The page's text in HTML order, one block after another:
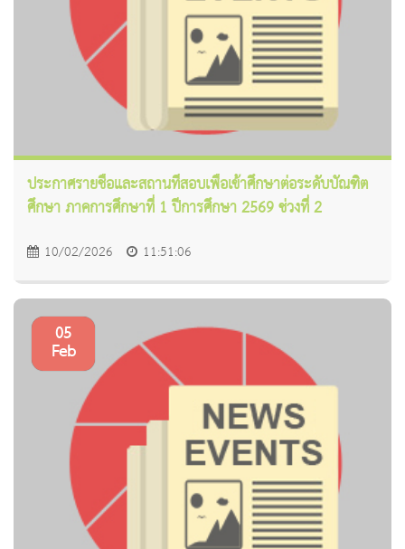
ประกาศรายชื่อและสถานที่สอบเพื่อเข้าศึกษาต่อระดับบัณฑิต
ศึกษา ภาคการศึกษาที่ 1 ปีการศึกษา 2569 ช่วงที่ 2
10/02/2026 11:51:06
05
Feb